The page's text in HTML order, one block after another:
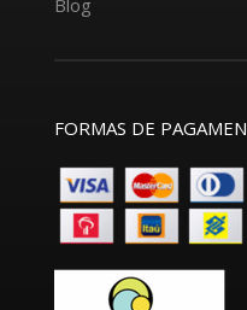
FORMAS DE